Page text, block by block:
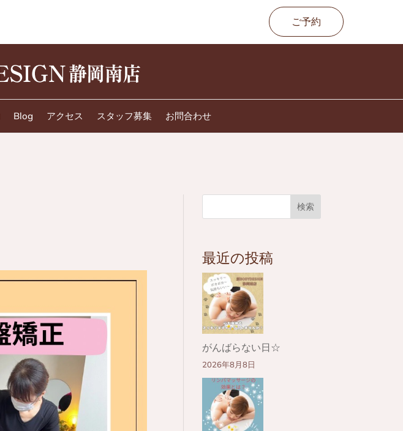
ご予約
Blog アクセス スタッフ募集 お問合わせ
検索
最近の投稿
がんばらない日☆
2026年8月8日